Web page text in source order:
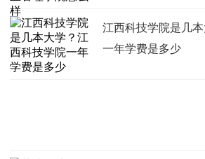
江西科技学院是几
一年学费是多少